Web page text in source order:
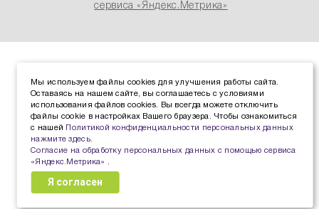
сервиса «Яндекс.Метрика»
Мы используем файлы cookies для улучшения работы сайта.
Оставаясь на нашем сайте, вы соглашаетесь с условиями
использования файлов cookies. Вы всегда можете отключить
файлы cookie в настройках Вашего браузера. Чтобы ознакомиться
с нашей
Политикой конфиденциальности персональных данных
нажмите здесь.
Согласие на обработку персональных данных с помощью сервиса
«Яндекс.Метрика» .
Я согласен